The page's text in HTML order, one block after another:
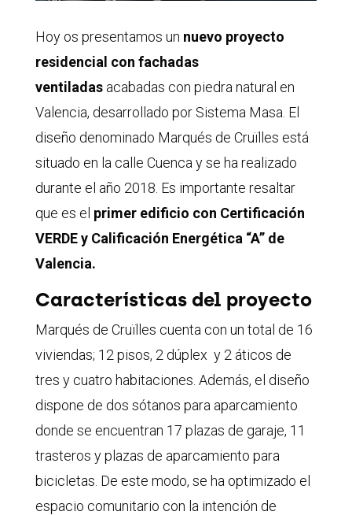
Hoy os presentamos un nuevo proyecto
residencial con fachadas
ventiladasacabadas con piedra natural en
Valencia, desarrollado por Sistema Masa. El
diseño denominado Marqués de Cruïlles está
situado en la calle Cuenca y se ha realizado
durante el año 2018. Es importante resaltar
que es el primer edificio con Certificación
VERDE y Calificación Energética “A” de
Valencia.
Características del proyecto
Marqués de Cruïlles cuenta con un total de 16
viviendas; 12 pisos, 2 dúplex y 2 áticos de
tres y cuatro habitaciones. Además, el diseño
dispone de dos sótanos para aparcamiento
donde se encuentran 17 plazas de garaje, 11
trasteros y plazas de aparcamiento para
bicicletas. De este modo, se ha optimizado el
espacio comunitario con la intención de